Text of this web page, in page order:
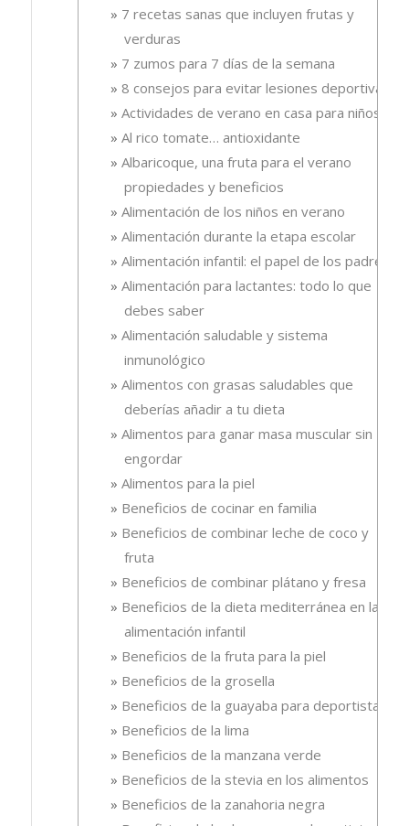
7 recetas sanas que incluyen frutas y
verduras
7 zumos para 7 días de la semana
8 consejos para evitar lesiones deportivas
Actividades de verano en casa para niños
Al rico tomate… antioxidante
Albaricoque, una fruta para el verano
propiedades y beneficios
Alimentación de los niños en verano
Alimentación durante la etapa escolar
Alimentación infantil: el papel de los padres
Alimentación para lactantes: todo lo que
debes saber
Alimentación saludable y sistema
inmunológico
Alimentos con grasas saludables que
deberías añadir a tu dieta
Alimentos para ganar masa muscular sin
engordar
Alimentos para la piel
Beneficios de cocinar en familia
Beneficios de combinar leche de coco y
fruta
Beneficios de combinar plátano y fresa
Beneficios de la dieta mediterránea en la
alimentación infantil
Beneficios de la fruta para la piel
Beneficios de la grosella
Beneficios de la guayaba para deportistas
Beneficios de la lima
Beneficios de la manzana verde
Beneficios de la stevia en los alimentos
Beneficios de la zanahoria negra